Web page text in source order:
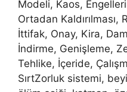
Modeli, Kaos,
Ortadan
İttifak, Onay, Kira,
İndirme, Genişleme,
Tehlike, İçeride,
SırtZorluk sistemi,